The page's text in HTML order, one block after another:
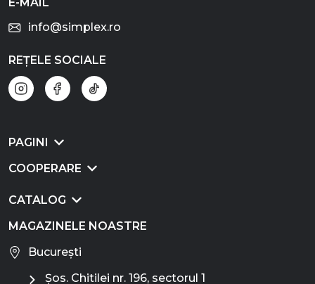
info@simplex.ro
REȚELE SOCIALE
PAGINI
COOPERARE
CATALOG
MAGAZINELE NOASTRE
București
Șos. Chitilei nr. 196, sectorul 1